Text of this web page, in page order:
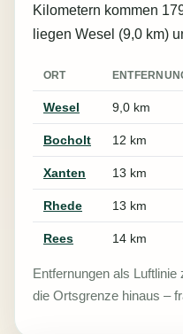
Kilometern kommen
liegen Wesel (9,0 km)
ORT
Wesel 9,0 km
Bocholt 12 km
Xanten 13 km
Rhede 13 km
Rees 14 km
Entfernungen als
die Ortsgrenze hinaus –